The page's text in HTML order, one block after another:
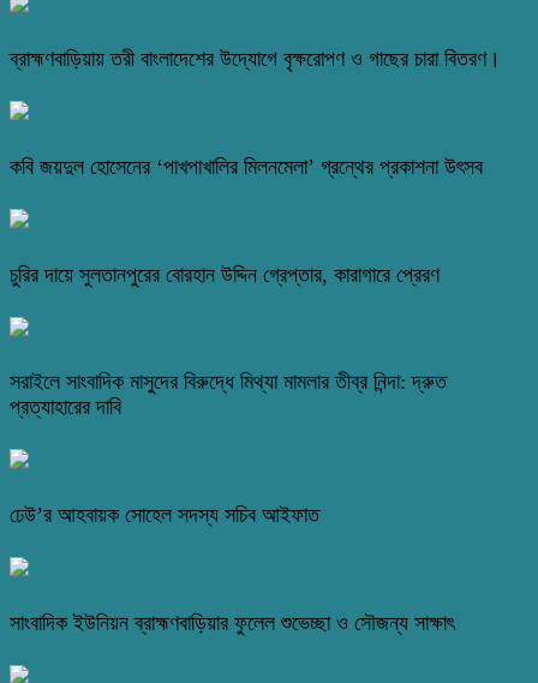
ব্রাহ্মণবাড়িয়ায় তরী বাংলাদেশের উদ্যোগে বৃক্ষরোপণ ও গাছের চারা বিতরণ।
কবি জয়দুল হোসেনের ‘পাখপাখালির মিলনমেলা’ গ্রন্থের প্রকাশনা উৎসব
চুরির দায়ে সুলতানপুরের বোরহান উদ্দিন গ্রেপ্তার, কারাগারে প্রেরণ
সরাইলে সাংবাদিক মাসুদের বিরুদ্ধে মিথ্যা মামলার তীব্র নিন্দা: দ্রুত
প্রত্যাহারের দাবি
ঢেউ’র আহবায়ক সোহেল সদস্য সচিব আইফাত
সাংবাদিক ইউনিয়ন ব্রাহ্মণবাড়িয়ার ফুলেল শুভেচ্ছা ও সৌজন্য সাক্ষাৎ